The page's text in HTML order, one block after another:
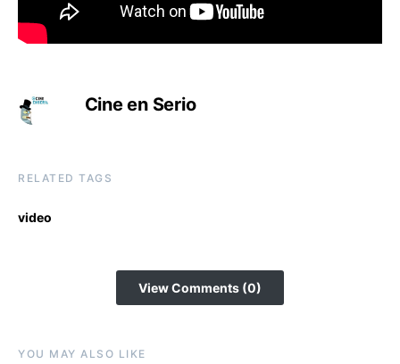
Cine en Serio
RELATED TAGS
video
View Comments (0)
YOU MAY ALSO LIKE